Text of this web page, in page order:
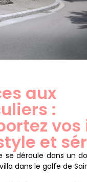
aux
:
et
se déroule dans un
dans le golfe de